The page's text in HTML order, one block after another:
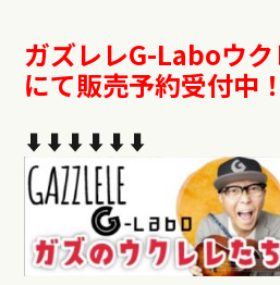
ガズレレG-Laboウ
にて販売予約受付中
⬇︎⬇︎⬇︎⬇︎⬇︎⬇︎